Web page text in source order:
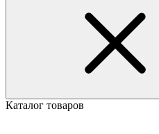
Каталог товаров